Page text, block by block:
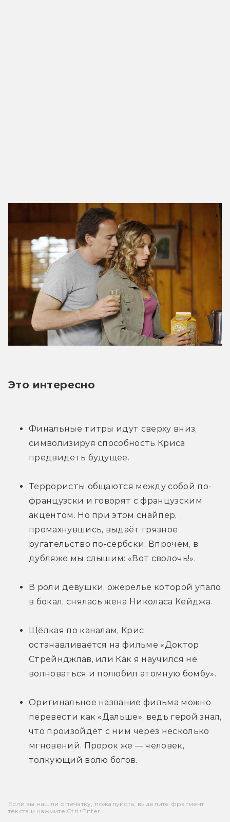
Это интересно
Финальные титры идут сверху вниз,
символизируя способность Криса
предвидеть будущее.
Террористы общаются между собой по-
французски и говорят с французским
акцентом. Но при этом снайпер,
промахнувшись, выдаёт грязное
ругательство по-сербски. Впрочем, в
дубляже мы слышим: «Вот сволочь!».
В роли девушки, ожерелье которой упало
в бокал, снялась жена Николаса Кейджа.
Щёлкая по каналам, Крис
останавливается на фильме «Доктор
Стрейнджлав, или Как я научился не
волноваться и полюбил атомную бомбу».
Оригинальное название фильма можно
перевести как «Дальше», ведь герой знал,
что произойдёт с ним через несколько
мгновений. Пророк же — человек,
толкующий волю богов.
Если вы нашли опечатку, пожалуйста, выделите фрагмент
текста и нажмите Ctrl+Enter.